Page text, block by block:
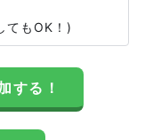
てもOK！)
する！